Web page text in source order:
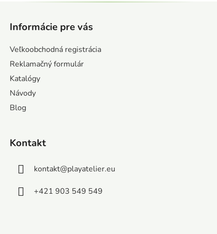
Informácie pre vás
Veľkoobchodná registrácia
Reklamačný formulár
Katalógy
Návody
Blog
Kontakt
kontakt@playatelier.eu
+421 903 549 549